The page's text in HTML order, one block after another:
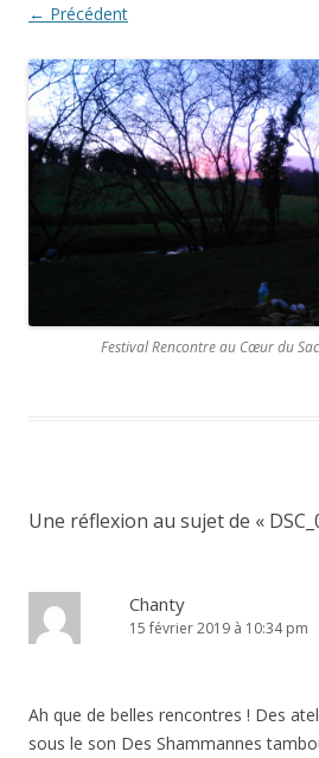
← Précédent
Festival Rencontre au Cœur du
Une réflexion au sujet de «
Chanty
15 février 2019 à 10:34 pm
Ah que de belles rencontres ! Des
sous le son Des Shammannes